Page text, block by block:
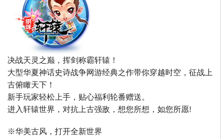
决战天灵之巅，挥剑称霸轩辕！
大型华夏神话史诗战争网游经典之作带你穿越时空，征战上
古俯瞰天下！
新手玩家轻松上手，贴心福利轮番赠送。
进入轩辕世界，对抗上古强敌，想您所想，如您所愿!
※华美古风，打开全新世界